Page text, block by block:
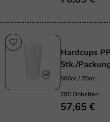
Hardcups
Stk./
500cc / 20oz
200 Einheiten
57,65 €